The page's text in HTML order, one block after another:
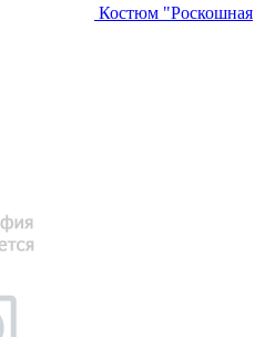
Костюм "Роскошная